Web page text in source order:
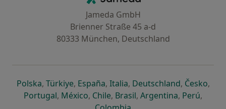
Jameda GmbH
Brienner Straße 45 a-d
80333 München, Deutschland
Polskaöffnet in einer neuen Registerkarte
, Türkiyeöffnet in einer neuen Registerkarte
, Españaöffnet in einer neuen
, Italiaöffnet in einer neuen
, Deutschlandöffnet in
, Česko,
Portugalöffnet in einer neuen Registerkarte
, Méxicoöffnet in einer neuen Registerkarte
, Chileöffnet in einer neuen
, Brasilöffnet in einer neuen
, Argentinaöffnet in
, Perúöffnet
,